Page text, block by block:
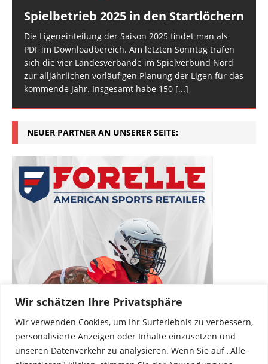
Wir schätzen Ihre Privatsphäre
Wir verwenden Cookies, um Ihr Surferlebnis zu verbessern,
personalisierte Anzeigen oder Inhalte einzusetzen und
unseren Datenverkehr zu analysieren. Wenn Sie auf „Alle
Spielbetrieb 2025 in den Startlöchern
Die Ligeneinteilung der Saison 2025 findet man als
PDF im Downloadbereich. Am letzten Sonntag trafen
sich die vier Landesverbände im Spielverbund Nord
zur alljährlichen vorläufigen Planung der Ligen für das
kommende Jahr. Insgesamt habe 150 [...]
NEUER PARTNER AN UNSERER SEITE: